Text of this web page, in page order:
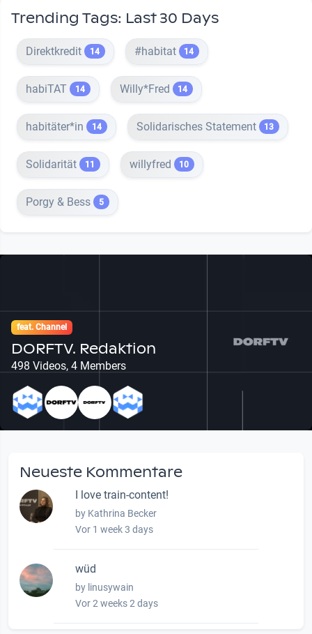
Trending Tags: Last 30 Days
Direktkredit 14 #habitat 14
habiTAT 14 Willy*Fred 14
habitäter*in 14 Solidarisches Statement 13
Solidarität 11 willyfred 10
Porgy & Bess 5
feat. Channel
DORFTV. Redaktion
498 Videos, 4 Members
Neueste Kommentare
I love train-content!
by Kathrina Becker
Vor 1 week 3 days
wüd
by linusywain
Vor 2 weeks 2 days